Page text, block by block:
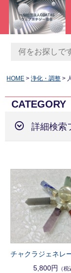
HOME 浄化・調整
CATEGORY
詳細検索
チャクラジェネレ
5,800円
（税